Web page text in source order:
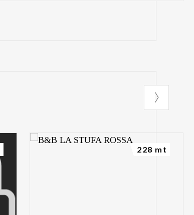
228 mt